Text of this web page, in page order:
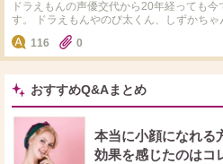
グで千々松幸子さんものび太のママ(野比
2005年3月いっぱいでのび太のママ(野比玉子)役を降
2005年から千々松幸子さんに代わり2代目
就任。 今年(2025年)で、三石琴乃さんが
年目。
ドラえもんの声優交代から20年経っても
す。 ドラえもんやのび太くん、しずかちゃん、ジャイアン、スネ夫、ママ、
パパ、ドラミ、先生など「ドラえもん」の
20年も経った今でも否定派の人達がいま
っても今の声に文句を言う人々の気持ちが全く
大山のぶ代さんのドラえもんの声や、や小
わり続けるんでしょうか？ そもそも、声優交代は大山のぶ代さんや小原乃梨
子さんなど声優さん側から「自分たちが元
したい。」降板を申し入れたことがきっか
優さん側の気持ちを製作者サイドが汲み取
重して声優交代が決まった話なのにも関わ
えもんの声が良かった。」、「小原さんの
116 0
おすすめQ&Aまとめ
本当に小顔になれる
効果を感じたのはコ